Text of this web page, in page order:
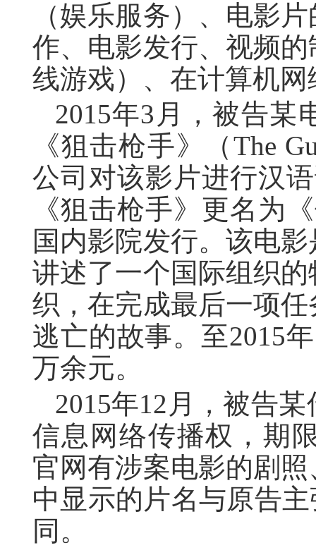
（娱乐服务）、电影
作、电影发行、视频
线游戏）、在计算机
2015年3月，被告某
《狙击枪手》（The
公司对该影片进行汉
《狙击枪手》更名为
国内影院发行。该电
讲述了一个国际组织
织，在完成最后一项
逃亡的故事。至2015
万余元。
2015年12月，被告
信息网络传播权，期
官网有涉案电影的剧
中显示的片名与原告
同。